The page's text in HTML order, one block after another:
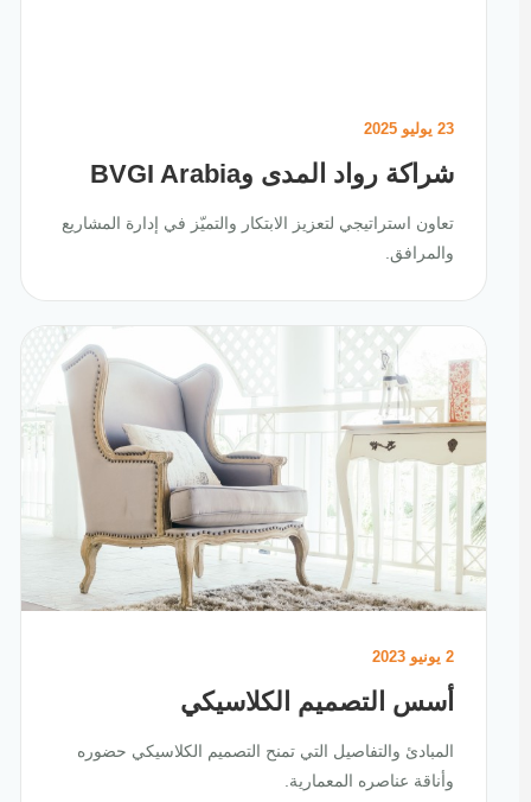
23 يوليو 2025
شراكة رواد المدى وBVGI Arabia
تعاون استراتيجي لتعزيز الابتكار والتميّز في إدارة المشاريع
والمرافق.
أسس التصميم الكلاسيكي
المبادئ والتفاصيل التي تمنح التصميم الكلاسيكي حضوره
وأناقة عناصره المعمارية.